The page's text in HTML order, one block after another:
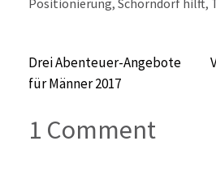
Positionierung, Schorndorf hilft,
Beitragsnavigation
Drei Abenteuer-Angebote
für Männer 2017
1 Comment